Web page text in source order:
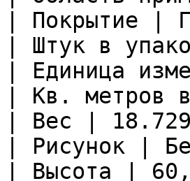
| Покрытие |
| Штук в
| Единица
| Кв. метров
| Вес |
| Рисунок |
| Высота |